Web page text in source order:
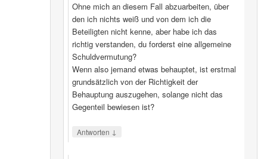
Ohne mich an diesem Fall abzuarbeiten, über
den ich nichts weiß und von dem ich die
Beteiligten nicht kenne, aber habe ich das
richtig verstanden, du forderst eine allgemeine
Schuldvermutung?
Wenn also jemand etwas behauptet, ist erstmal
grundsätzlich von der Richtigkeit der
Behauptung auszugehen, solange nicht das
Gegenteil bewiesen ist?
Antworten ↓